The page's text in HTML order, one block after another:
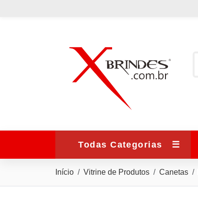
Todas Categorias ☰
Início Vitrine de Produtos Canetas